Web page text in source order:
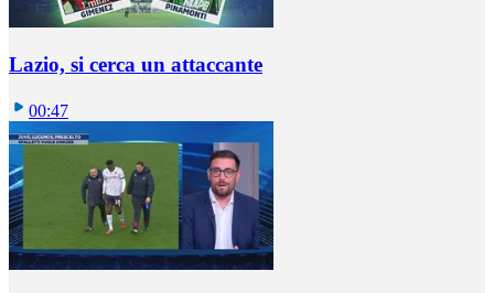
Lazio, si cerca un attaccante
00:47